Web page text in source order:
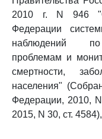
2010 г. N 946
Федерации
наблюдений по
проблемам и
смертности,
населения"
Федерации, 2010,
2015, N 30, ст.